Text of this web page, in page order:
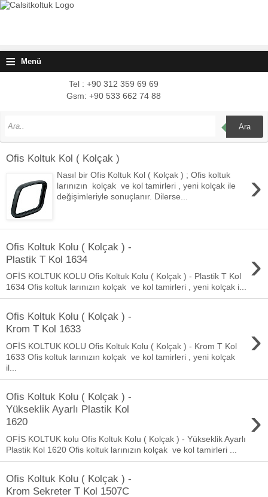
≡ Menü
Tel : +90 312 359 69 69
Gsm: +90 533 662 74 88
Ara
Ofis Koltuk Kol ( Kolçak )
›
Nasıl bir Ofis Koltuk Kol ( Kolçak ) ; Ofis koltuk
larınızın kolçak ve kol tamirleri , yeni kolçak ile
değişimleriyle sonuçlanır. Dilerse...
Ofis Koltuk Kolu ( Kolçak ) -
Plastik T Kol 1634
›
OFİS KOLTUK KOLU Ofis Koltuk Kolu ( Kolçak ) - Plastik T Kol
1634 Ofis koltuk larınızın kolçak ve kol tamirleri , yeni kolçak i...
Ofis Koltuk Kolu ( Kolçak ) -
Krom T Kol 1633
›
OFİS KOLTUK KOLU Ofis Koltuk Kolu ( Kolçak ) - Krom T Kol
1633 Ofis koltuk larınızın kolçak ve kol tamirleri , yeni kolçak
il...
Ofis Koltuk Kolu ( Kolçak ) -
Yükseklik Ayarlı Plastik Kol
1620
›
OFİS KOLTUK kolu Ofis Koltuk Kolu ( Kolçak ) - Yükseklik Ayarlı
Plastik Kol 1620 Ofis koltuk larınızın kolçak ve kol tamirleri ...
Ofis Koltuk Kolu ( Kolçak ) -
Krom Sekreter T Kol 1507C